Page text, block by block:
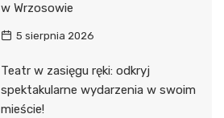
w Wrzosowie
5 sierpnia 2026
Teatr w zasięgu ręki: odkryj
spektakularne wydarzenia w swoim
mieście!